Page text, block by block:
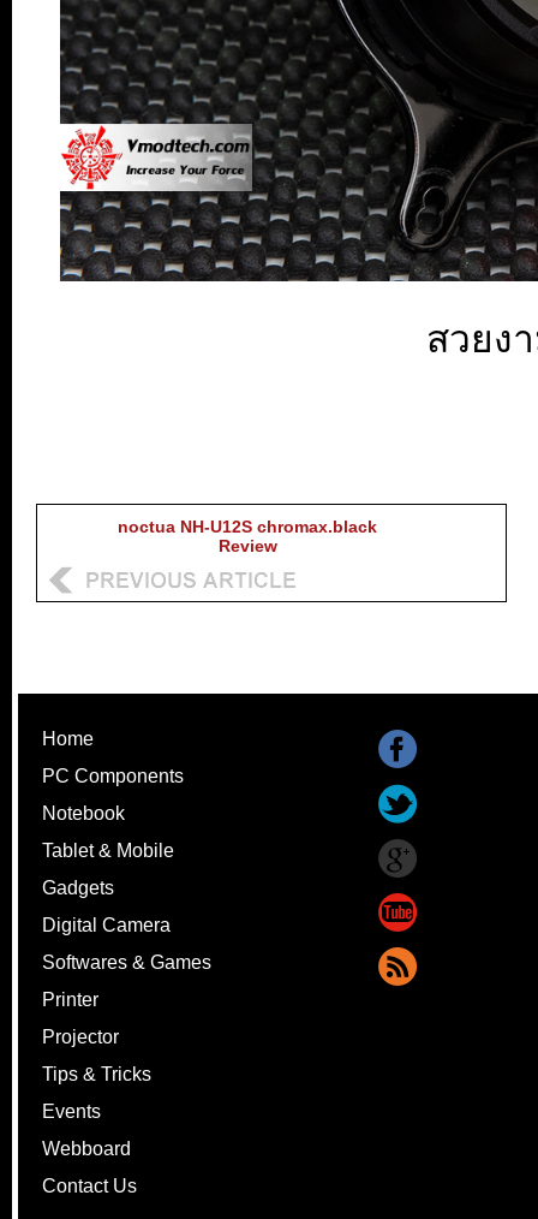
สวยง
noctua NH-U12S chromax.black
Review
Home
PC Components
Notebook
Tablet & Mobile
Gadgets
Digital Camera
Softwares & Games
Printer
Projector
Tips & Tricks
Events
Webboard
Contact Us